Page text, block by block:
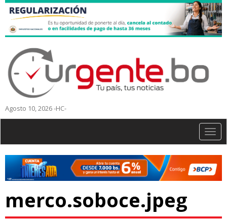
Agosto 10, 2026 -HC-
merco.soboce.jpeg